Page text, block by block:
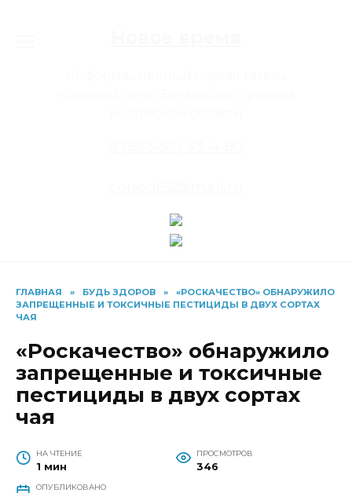
ГЛАВНАЯ » БУДЬ ЗДОРОВ »
«РОСКАЧЕСТВО» ОБНАРУЖИЛО
ЗАПРЕЩЕННЫЕ И ТОКСИЧНЫЕ ПЕСТИЦИДЫ В ДВУХ СОРТАХ
ЧАЯ
«Роскачество» обнаружило
запрещенные и токсичные
пестициды в двух сортах
чая
НА ЧТЕНИЕ
1 мин
ПРОСМОТРОВ
346
ОПУБЛИКОВАНО